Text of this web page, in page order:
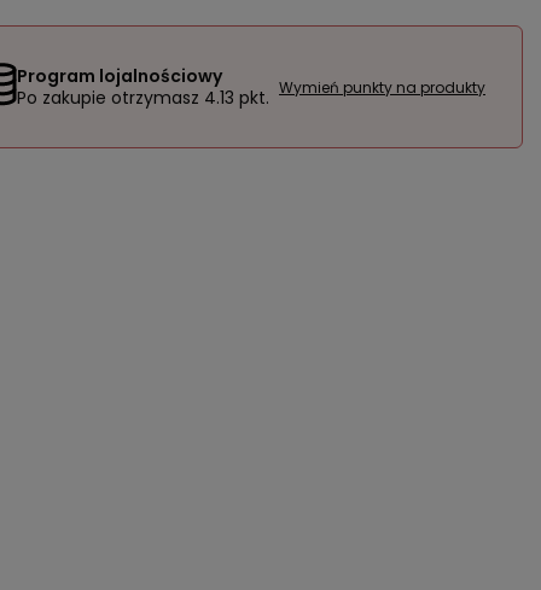
Program lojalnościowy
Po zakupie otrzymasz 4.13 pkt. Wymień punkty na produkty